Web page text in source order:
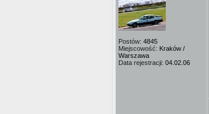
Postów: 4845
Miejscowość: Kraków /
Warszawa
Data rejestracji: 04.02.06